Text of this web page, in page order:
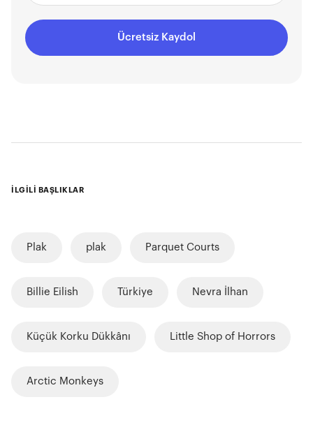
Ücretsiz Kaydol
İLGİLİ BAŞLIKLAR
Plak plak Parquet Courts
Billie Eilish Türkiye Nevra İlhan
Küçük Korku Dükkânı Little Shop of Horrors
Arctic Monkeys